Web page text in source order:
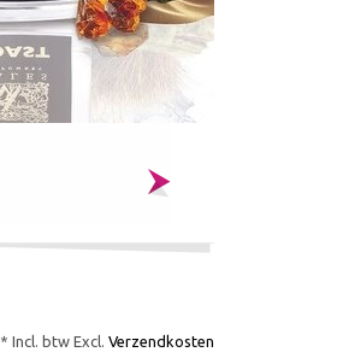
* Incl. btw Excl. Verzendkosten